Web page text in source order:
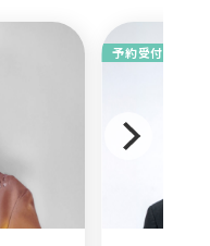
予約受付中